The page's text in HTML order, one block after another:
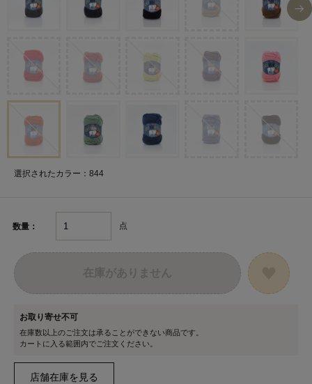
選択されたカラー：844
数量： 点
お取り寄せ不可
在庫数以上のご注文は承ることができない商品です。
カートに入る範囲内でご注文ください。